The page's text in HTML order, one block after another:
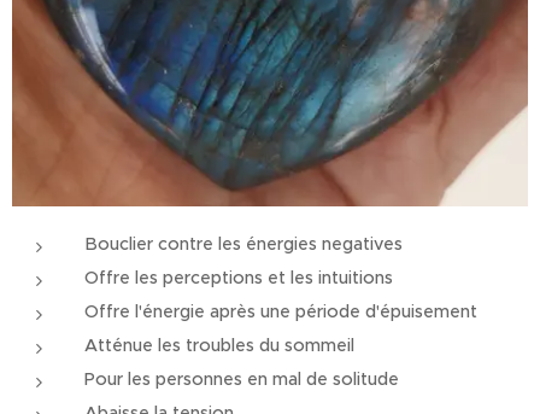
Bouclier contre les énergies negatives
Offre les perceptions et les intuitions
Offre l'énergie après une période d'épuisement
Atténue les troubles du sommeil
Pour les personnes en mal de solitude